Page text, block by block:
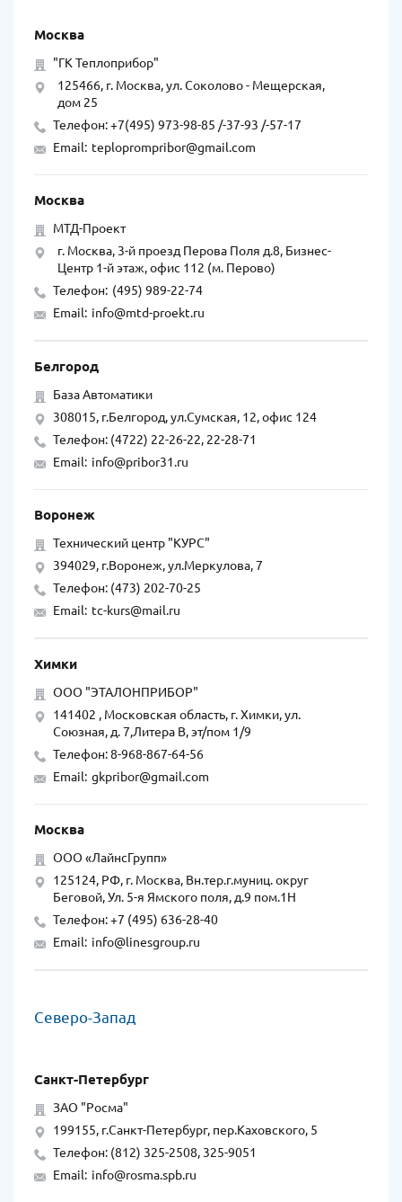
Москва
"ГК Теплоприбор"
125466, г. Москва, ул. Соколово - Мещерская,
дом 25
Телефон: +7(495) 973-98-85 /-37-93 /-57-17
Email: teploprompribor@gmail.com
Москва
МТД-Проект
г. Москва, 3-й проезд Перова Поля д.8, Бизнес-
Центр 1-й этаж, офис 112 (м. Перово)
Телефон: (495) 989-22-74
Email: info@mtd-proekt.ru
Белгород
База Автоматики
308015, г.Белгород, ул.Сумская, 12, офис 124
Телефон: (4722) 22-26-22, 22-28-71
Email: info@pribor31.ru
Воронеж
Технический центр "КУРС"
394029, г.Воронеж, ул.Меркулова, 7
Телефон: (473) 202-70-25
Email: tc-kurs@mail.ru
Химки
ООО "ЭТАЛОНПРИБОР"
141402 , Московская область, г. Химки, ул.
Союзная, д. 7,Литера В, эт/пом 1/9
Телефон: 8-968-867-64-56
Email: gkpribor@gmail.com
Москва
ООО «ЛайнсГрупп»
125124, РФ, г. Москва, Вн.тер.г.муниц. округ
Беговой, Ул. 5-я Ямского поля, д.9 пом.1Н
Телефон: +7 (495) 636-28-40
Email: info@linesgroup.ru
Северо-Запад
Санкт-Петербург
ЗАО "Росма"
199155, г.Санкт-Петербург, пер.Каховского, 5
Телефон: (812) 325-2508, 325-9051
Email: info@rosma.spb.ru